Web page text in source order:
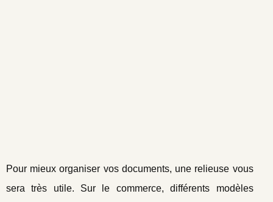
Pour mieux organiser vos documents, une relieuse vous
sera très utile. Sur le commerce, différents modèles